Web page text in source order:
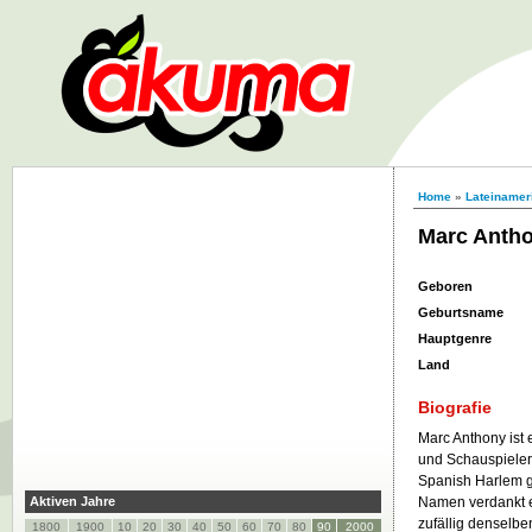
Home »
Marc
Geboren
Geburtsname
Hauptgenre
Land
Biografie
Marc Anthony
und
Spanish Harlem
Namen verdankt
zufällig
Aktiven Jahre
1800 1900 10 20 30 40 50 60 70 80 90 2000